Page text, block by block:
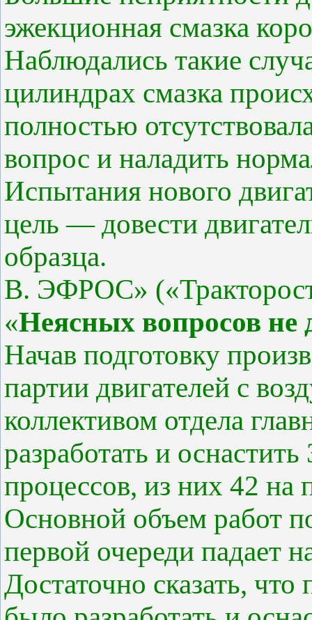
эжекционная смазка
Наблюдались такие
цилиндрах смазка
полностью
вопрос и наладить
Испытания нового
цель — довести
образца.
В. ЭФРОС»
«Неясных вопросов не
Начав подготовку
партии двигателей с
коллективом отдела
разработать и
процессов, из них 42 на
Основной объем работ
первой очереди падает
Достаточно сказать,